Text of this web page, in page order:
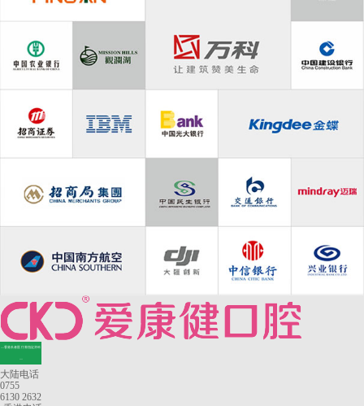
—香港长者医疗券指定牙科
大陆电话
0755
6130 2632